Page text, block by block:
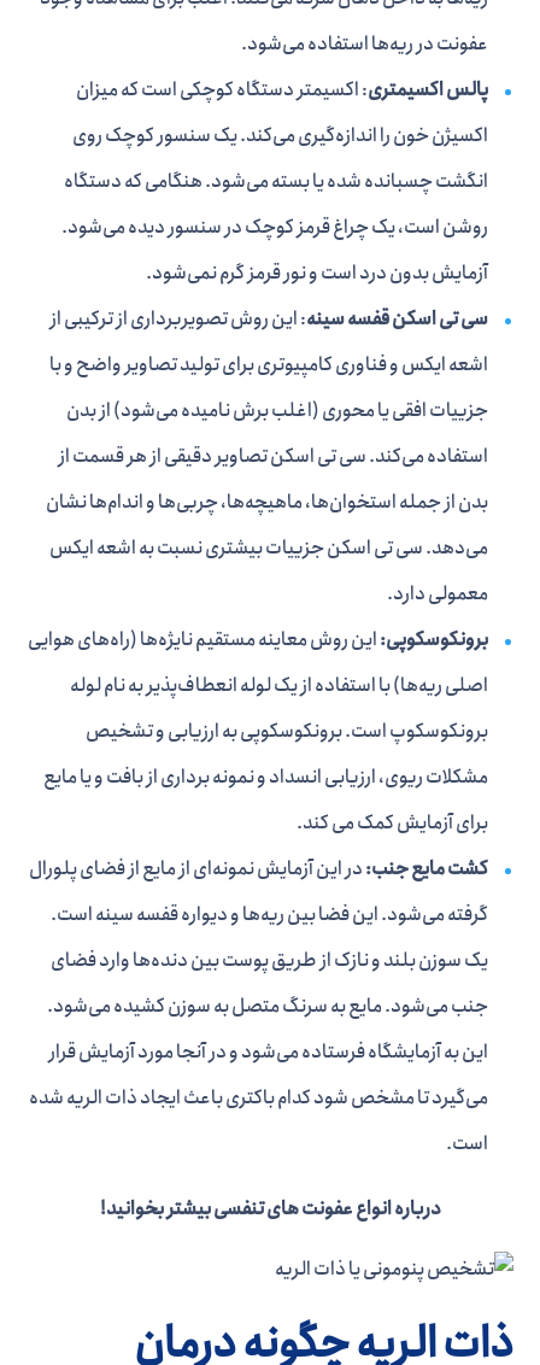
عفونت در ریه‌ها استفاده می‌شود.
پالس اکسیمتری: اکسیمتر دستگاه کوچکی است که میزان
اکسیژن خون را اندازه‌گیری می‌کند. یک سنسور کوچک روی
انگشت چسبانده شده یا بسته می‌شود. هنگامی که دستگاه
روشن است، یک چراغ قرمز کوچک در سنسور دیده می‌شود.
آزمایش بدون درد است و نور قرمز گرم نمی‌شود.
سی تی اسکن قفسه سینه: این روش تصویربرداری از ترکیبی از
اشعه ایکس و فناوری کامپیوتری برای تولید تصاویر واضح و با
جزییات افقی یا محوری (اغلب برش نامیده می‌شود) از بدن
استفاده می‌کند. سی تی اسکن تصاویر دقیقی از هر قسمت از
بدن از جمله استخوان‌ها، ماهیچه‌ها، چربی‌ها و اندام‌ها نشان
می‌دهد. سی تی اسکن جزییات بیشتری نسبت به اشعه ایکس
معمولی دارد.
برونکوسکوپی:این روش معاینه مستقیم نایژه‌ها (راه‌های هوایی
اصلی ریه‌ها) با استفاده از یک لوله انعطاف‌پذیر به نام لوله
برونکوسکوپ است. برونکوسکوپی به ارزیابی و تشخیص
مشکلات ریوی، ارزیابی انسداد و نمونه برداری از بافت و یا مایع
برای آزمایش کمک می کند.
کشت مایع جنب:در این آزمایش نمونه‌ای از مایع از فضای پلورال
گرفته می‌شود. این فضا بین ریه‌ها و دیواره قفسه سینه است.
یک سوزن بلند و نازک از طریق پوست بین دنده‌ها وارد فضای
جنب می‌شود. مایع به سرنگ متصل به سوزن کشیده می‌شود.
این به آزمایشگاه فرستاده می‌شود و در آنجا مورد آزمایش قرار
می‌گیرد تا مشخص شود کدام باکتری باعث ایجاد ذات الریه شده
است.
درباره انواع عفونت های تنفسی بیشتر بخوانید!
ذات الریه چگونه درمان